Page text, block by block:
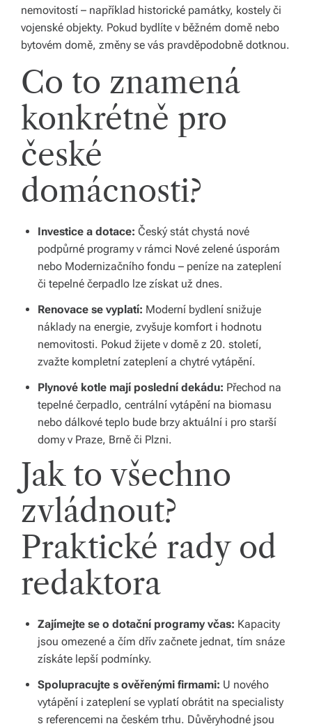
nemovitostí – například historické památky, kostely či
vojenské objekty. Pokud bydlíte v běžném domě nebo
bytovém domě, změny se vás pravděpodobně dotknou.
Co to znamená
konkrétně pro
české
domácnosti?
Investice a dotace: Český stát chystá nové
podpůrné programy v rámci Nové zelené úsporám
nebo Modernizačního fondu – peníze na zateplení
či tepelné čerpadlo lze získat už dnes.
Renovace se vyplatí: Moderní bydlení snižuje
náklady na energie, zvyšuje komfort i hodnotu
nemovitosti. Pokud žijete v domě z 20. století,
zvažte kompletní zateplení a chytré vytápění.
Plynové kotle mají poslední dekádu: Přechod na
tepelné čerpadlo, centrální vytápění na biomasu
nebo dálkové teplo bude brzy aktuální i pro starší
domy v Praze, Brně či Plzni.
Jak to všechno
zvládnout?
Praktické rady od
redaktora
Zajímejte se o dotační programy včas: Kapacity
jsou omezené a čím dřív začnete jednat, tím snáze
získáte lepší podmínky.
Spolupracujte s ověřenými firmami: U nového
vytápění i zateplení se vyplatí obrátit na specialisty
s referencemi na českém trhu. Důvěryhodné jsou